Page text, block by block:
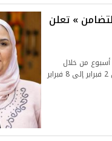
« التضامن » تعلن
أسبوع من خلال
تقريرها الأسبوعي بالإنفوجراف والفيديو خلال الفترة من 2 فبراير إلى 8 فبراير